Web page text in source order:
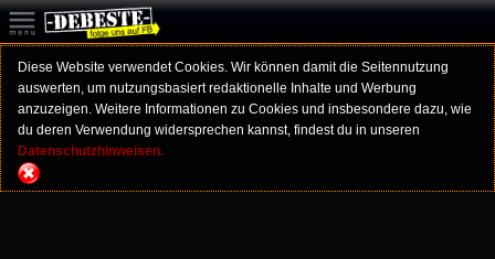
Diese Website verwendet Cookies. Wir können damit die Seitennutzung
auswerten, um nutzungsbasiert redaktionelle Inhalte und Werbung
anzuzeigen. Weitere Informationen zu Cookies und insbesondere dazu, wie
du deren Verwendung widersprechen kannst, findest du in unseren
Datenschutzhinweisen.